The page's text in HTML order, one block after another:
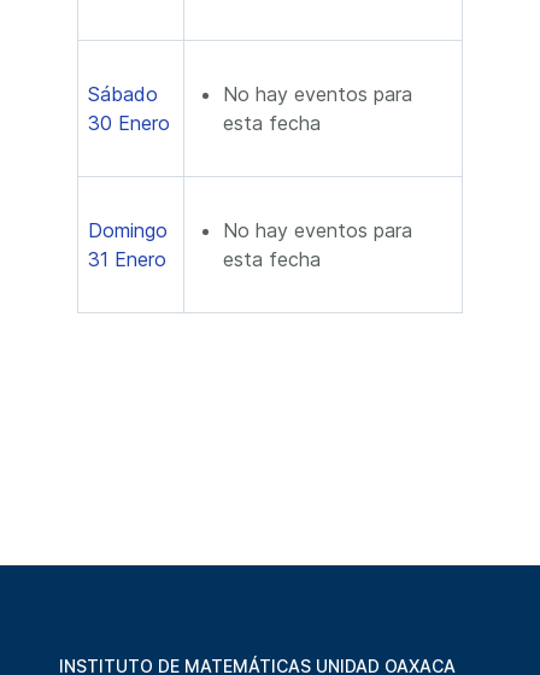
Sábado
30 Enero
No hay eventos para
esta fecha
Domingo
31 Enero
No hay eventos para
esta fecha
INSTITUTO DE MATEMÁTICAS UNIDAD OAXACA